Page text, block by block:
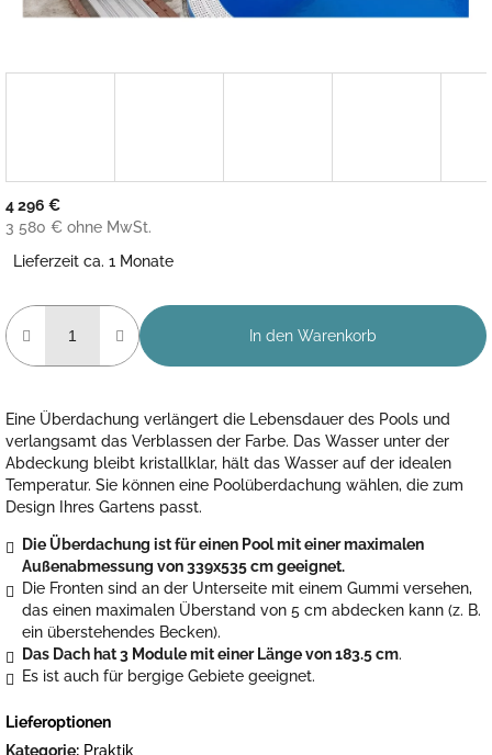
4 296 €
3 580 € ohne MwSt.
Lieferzeit ca. 1 Monate
In den Warenkorb
Eine Überdachung verlängert die Lebensdauer des Pools und
verlangsamt das Verblassen der Farbe. Das Wasser unter der
Abdeckung bleibt kristallklar, hält das Wasser auf der idealen
Temperatur. Sie können eine Poolüberdachung wählen, die zum
Design Ihres Gartens passt.
Die Überdachung ist für einen Pool mit einer maximalen
Außenabmessung von 339x535 cm geeignet.
Die Fronten sind an der Unterseite mit einem Gummi versehen,
das einen maximalen Überstand von 5 cm abdecken kann (z. B.
ein überstehendes Becken).
Das Dach hat 3 Module mit einer Länge von 183.5 cm.
Es ist auch für bergige Gebiete geeignet.
Lieferoptionen
Kategorie: Praktik